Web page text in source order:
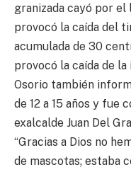
granizada cayó por el
provocó la caída del
acumulada de 30
provocó la caída de
Osorio también
de 12 a 15 años y fue
exalcalde Juan Del
“Gracias a Dios no
de mascotas; estaba